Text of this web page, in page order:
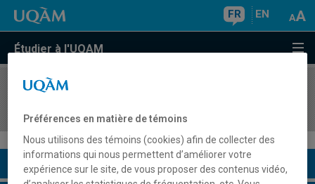
FR EN
Étudier à l'UQAM
COURS//
Description du cours
Préférences en matière de témoins
Nous utilisons des témoins (cookies) afin de collecter des
informations qui nous permettent d’améliorer votre
expérience sur le site, de vous proposer des contenus vidéo,